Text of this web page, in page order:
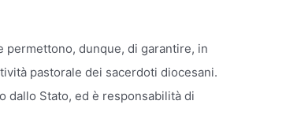
permettono, dunque, di garantire, in
pastorale dei sacerdoti diocesani.
dallo Stato, ed è responsabilità di